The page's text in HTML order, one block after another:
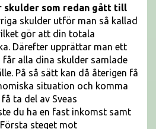
skulder som redan gått till
skulder utför man så kallad
gör att din totala
Därefter upprättar man ett
alla dina skulder samlade
På så sätt kan då återigen få
situation och komma
ta del av Sveas
du ha en fast inkomst samt
steget mot